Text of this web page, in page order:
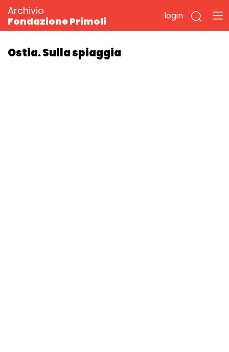
Archivio
Fondazione Primoli
login
Ostia. Sulla spiaggia